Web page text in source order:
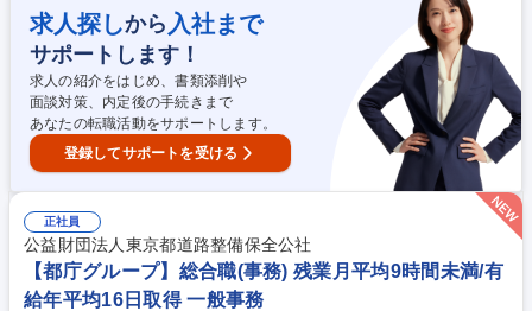
れます！様々な現場を経験し、スキル次第ではすぐに担当をお任せするこ
ともあります。 募集職種 【イベント企画制作】日テレグループ/番組・ス
ポーツ・映画・ドラマ等企画運営
求人探しから 入社まで
サポートします！
求人の紹介をはじめ、書類添削や
面談対策、内定後の手続きまで
あなたの転職活動をサポートします。
登録してサポートを受ける
正社員
公益財団法人東京都道路整備保全公社
【都庁グループ】総合職(事務) 残業月平均9時間未満/有
給年平均16日取得 一般事務